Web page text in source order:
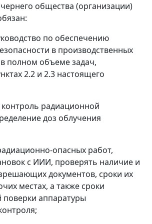
общества (организации)
по обеспечению
в производственных
полном объеме задач,
2.2 и 2.3 настоящего
радиационной
доз облучения
опасных работ,
с ИИИ, проверять наличие и
документов, сроки их
местах, а также сроки
поверки аппаратуры